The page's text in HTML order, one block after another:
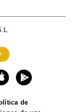
de
Hoy
Ideal
El Diario Montañés
Todoalicante